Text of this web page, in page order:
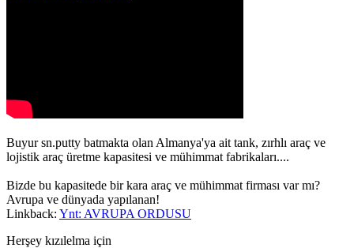
Buyur sn.putty batmakta olan Almanya'ya ait tank, zırhlı araç ve
lojistik araç üretme kapasitesi ve mühimmat fabrikaları....
Bizde bu kapasitede bir kara araç ve mühimmat firması var mı?
Avrupa ve dünyada yapılanan!
Linkback: Ynt: AVRUPA ORDUSU
Herşey kızılelma için